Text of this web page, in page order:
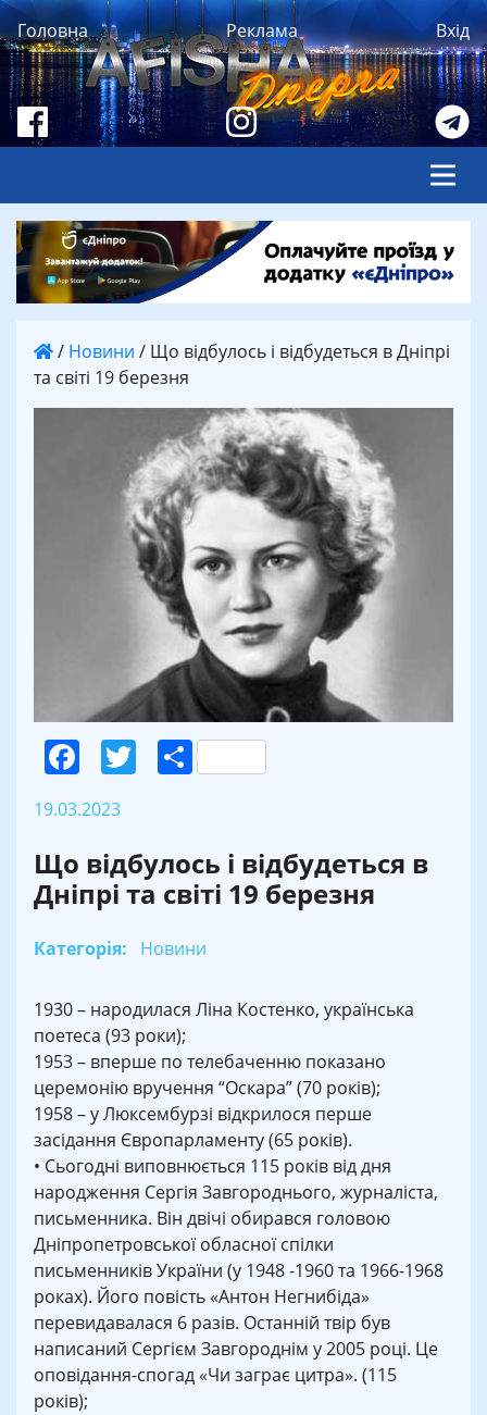
Головна Реклама Вхід
/ Новини / Що відбулось і відбудеться в Дніпрі
та світі 19 березня
Facebook
Twitter
Поділитися
19.03.2023
Що відбулось і відбудеться в
Дніпрі та світі 19 березня
Категорія: Новини
1930 – народилася Ліна Костенко, українська
поетеса (93 роки);
1953 – вперше по телебаченню показано
церемонію вручення “Оскара” (70 років);
1958 – у Люксембурзі відкрилося перше
засідання Європарламенту (65 років).
• Сьогодні виповнюється 115 років від дня
народження Сергія Завгороднього, журналіста,
письменника. Він двічі обирався головою
Дніпропетровської обласної спілки
письменників України (у 1948 -1960 та 1966-1968
роках). Його повість «Антон Негнибіда»
перевидавалася 6 разів. Останній твір був
написаний Сергієм Завгороднім у 2005 році. Це
оповідання-спогад «Чи заграє цитра». (115
років);